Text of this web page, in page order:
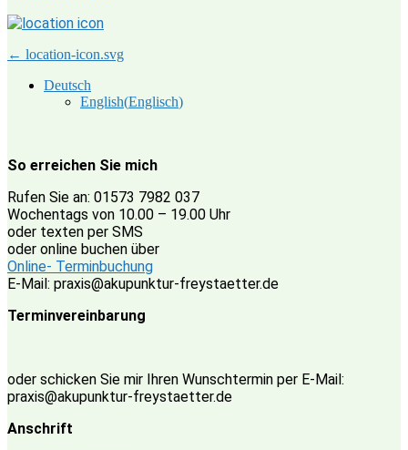
Beitragsnavigation
← location-icon.svg
Deutsch
English(Englisch)
So erreichen Sie mich
Rufen Sie an: 01573 7982 037
Wochentags von 10.00 – 19.00 Uhr
oder texten per SMS
oder online buchen über
Online- Terminbuchung
E-Mail: praxis@akupunktur-freystaetter.de
Terminvereinbarung
oder schicken Sie mir Ihren Wunschtermin per E-Mail:
praxis@akupunktur-freystaetter.de
Anschrift